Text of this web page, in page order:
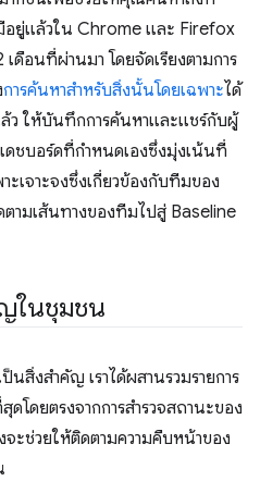
อยู่แล้วใน Chrome และ Firefox
ดือนที่ผ่านมา โดยจัดเรียงตามการ
การค้นหาสำหรับสิ่งนั้นโดยเฉพาะได้
ให้บันทึกการค้นหาและแชร์กับผู้
ดชบอร์ดที่กำหนดเองซึ่งมุ่งเน้นที่
เจาะจงซึ่งเกี่ยวข้องกับทีมของ
ามเส้นทางของทีมไปสู่ Baseline
ในชุมชน
สิ่งสำคัญ เราได้ผสานรวมรายการ
โดยตรงจากการสำรวจสถานะของ
ะช่วยให้ติดตามความคืบหน้าของ